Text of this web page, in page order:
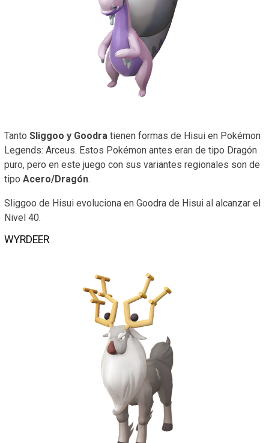
Tanto Sliggoo y Goodra tienen formas de Hisui en Pokémon
Legends: Arceus. Estos Pokémon antes eran de tipo Dragón
puro, pero en este juego con sus variantes regionales son de
tipo Acero/Dragón.
Sliggoo de Hisui evoluciona en Goodra de Hisui al alcanzar el
Nivel 40.
WYRDEER